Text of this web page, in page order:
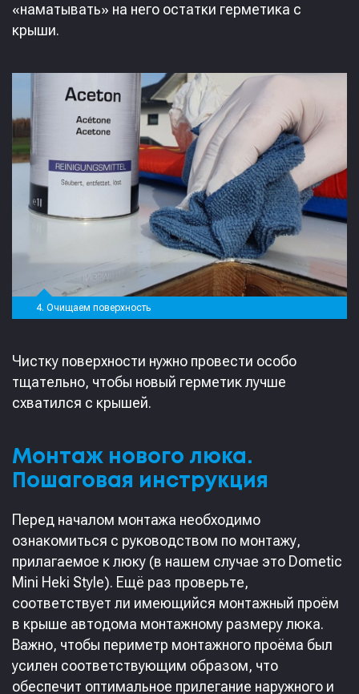
«наматывать» на него остатки герметика с
крыши.
4. Очищаем поверхность
Чистку поверхности нужно провести особо
тщательно, чтобы новый герметик лучше
схватился с крышей.
Монтаж нового люка.
Пошаговая инструкция
Перед началом монтажа необходимо
ознакомиться с руководством по монтажу,
прилагаемое к люку (в нашем случае это Dometic
Mini Heki Style). Ещё раз проверьте,
соответствует ли имеющийся монтажный проём
в крыше автодома монтажному размеру люка.
Важно, чтобы периметр монтажного проёма был
усилен соответствующим образом, что
обеспечит оптимальное прилегание наружного и